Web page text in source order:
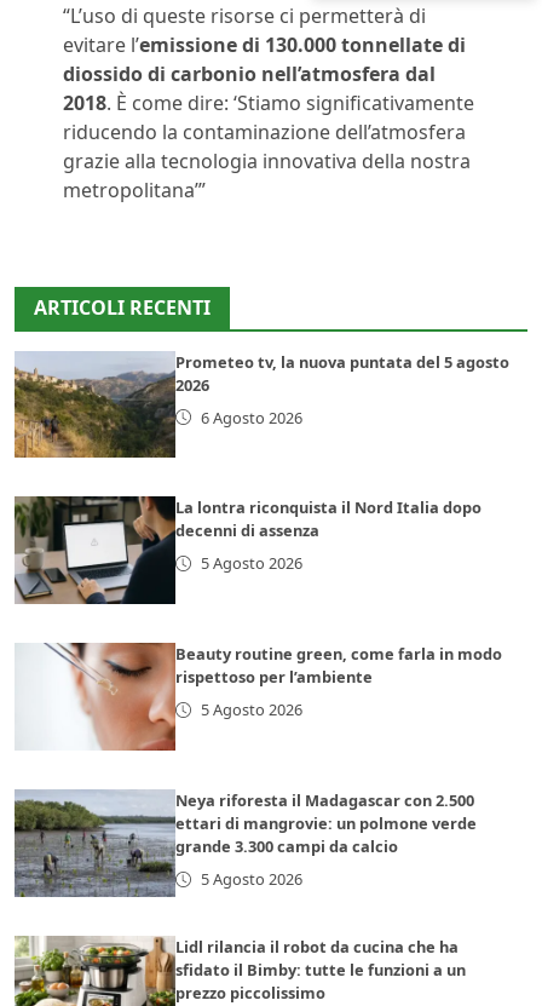
“L’uso di queste risorse ci permetterà di
evitare l’emissione di 130.000 tonnellate di
diossido di carbonio nell’atmosfera dal
2018. È come dire: ‘Stiamo significativamente
riducendo la contaminazione dell’atmosfera
grazie alla tecnologia innovativa della nostra
metropolitana’”
ARTICOLI RECENTI
Prometeo tv, la nuova puntata del 5 agosto
2026
6 Agosto 2026
La lontra riconquista il Nord Italia dopo
decenni di assenza
5 Agosto 2026
Beauty routine green, come farla in modo
rispettoso per l’ambiente
5 Agosto 2026
Neya riforesta il Madagascar con 2.500
ettari di mangrovie: un polmone verde
grande 3.300 campi da calcio
5 Agosto 2026
Lidl rilancia il robot da cucina che ha
sfidato il Bimby: tutte le funzioni a un
prezzo piccolissimo